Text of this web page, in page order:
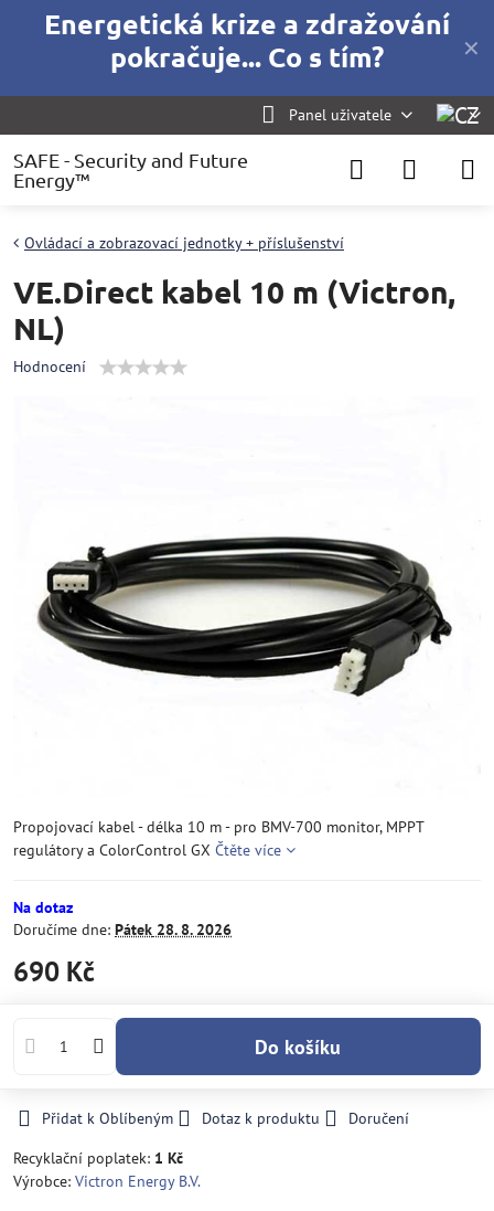
✕
Energetická krize a zdražování
pokračuje... Co s tím?
Panel uživatele
SAFE - Security and Future
Energy™
Ovládací a zobrazovací jednotky + příslušenství
VE.Direct kabel 10 m (Victron,
NL)
Hodnocení
Propojovací kabel - délka 10 m - pro BMV-700 monitor, MPPT
regulátory a ColorControl GX Čtěte více
Na dotaz
Doručíme dne: Pátek 28. 8. 2026
690 Kč
Do košíku
Přidat k Oblíbeným Dotaz k produktu
Doručení
Recyklační poplatek: 1 Kč
Výrobce: Victron Energy B.V.